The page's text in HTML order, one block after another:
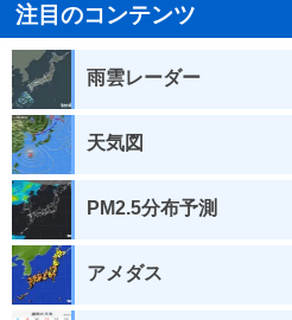
注目のコンテンツ
雨雲レーダー
天気図
PM2.5分布予測
アメダス